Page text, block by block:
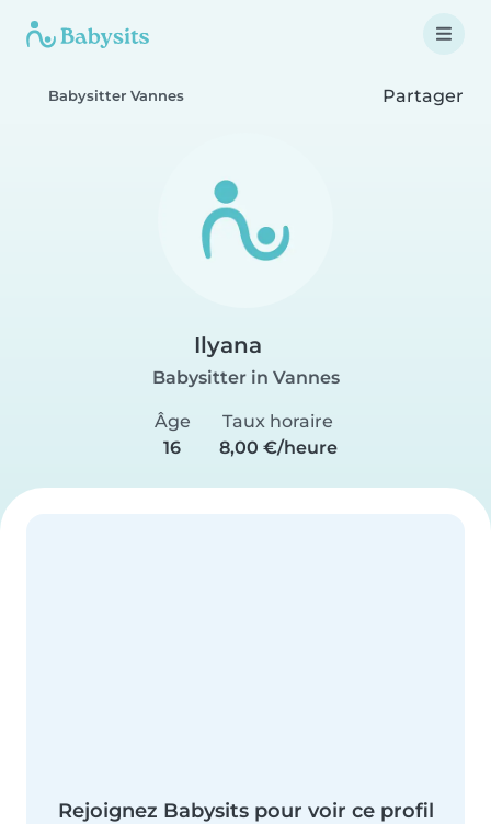
Babysitter Vannes Partager
Ilyana
Babysitter in Vannes
Âge
16
Taux horaire
8,00 €/heure
Rejoignez Babysits pour voir ce profil